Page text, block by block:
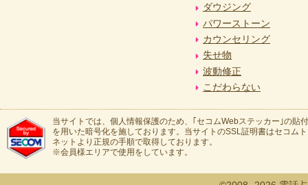
ダウジング
パワーストーン
カウンセリング
失せ物
波動修正
こだわらない
当サイトでは、個人情報保護のため、｢セコムWebステッカー｣の貼
を用いた暗号化を施しております。当サイトのSSL証明書はセコム
ネットより正規の手順で取得しております。
※会員様エリアで使用をしています。